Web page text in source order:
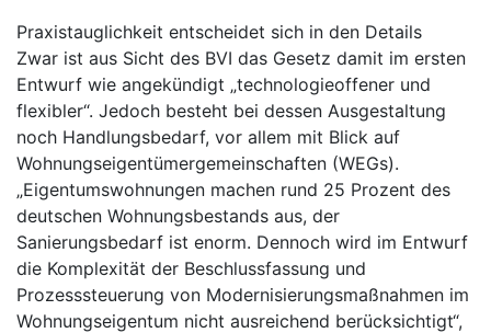
Praxistauglichkeit entscheidet sich in den Details
Zwar ist aus Sicht des BVI das Gesetz damit im ersten
Entwurf wie angekündigt „technologieoffener und
flexibler“. Jedoch besteht bei dessen Ausgestaltung
noch Handlungsbedarf, vor allem mit Blick auf
Wohnungseigentümergemeinschaften (WEGs).
„Eigentumswohnungen machen rund 25 Prozent des
deutschen Wohnungsbestands aus, der
Sanierungsbedarf ist enorm. Dennoch wird im Entwurf
die Komplexität der Beschlussfassung und
Prozesssteuerung von Modernisierungsmaßnahmen im
Wohnungseigentum nicht ausreichend berücksichtigt“,